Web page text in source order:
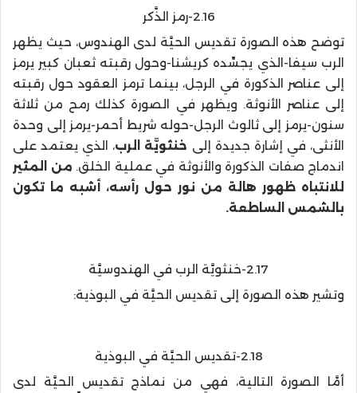
2.16-رمز الذَّكر
توضح هذه الصورة تقديس الحيَّة لدى الهندوس، حيث يظهر
الرب سيفا-الذي يجسِّده كريشنا-وحول رقبته ثعبان كبير يرمز
إلى عناصر الذكورة في الرجل، بينما ترمز العقود حول رقبته
إلى عناصر الأنوثة. ويظهر في الصورة كذلك رمح من ثلاثة
سنون-يرمز إلى ثالوث الرجل-حوله شريط أحمر-يرمز إلى وحدة
الأنثى، في إشارة جديدة إلى خنثويَّة الرب، الذي يعتمد على
اندماج صفات الذكورة والأنوثة في عملية الخلق. من المثير
للانتباه ظهور هالة من نور حول رأسه، أشبه ما تكون
بالشمس الساطعة.
2.17-خنثويَّة الرب في الهندوسيَّة
وتشير هذه الصورة إلى تقديس الحيَّة في البوذية:
2.18-تقديس الحيَّة في البوذية
أمَّا الصورة التالية، فهي من نماذج تقديس الحيَّة لدى